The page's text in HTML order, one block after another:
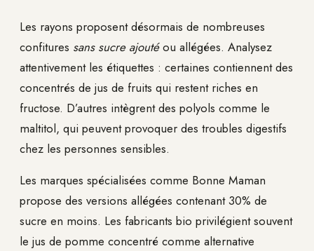
Les rayons proposent désormais de nombreuses
confitures sans sucre ajoutéou allégées. Analysez
attentivement les étiquettes : certaines contiennent des
concentrés de jus de fruits qui restent riches en
fructose. D’autres intègrent des polyols comme le
maltitol, qui peuvent provoquer des troubles digestifs
chez les personnes sensibles.
Les marques spécialisées comme Bonne Maman
propose des versions allégées contenant 30% de
sucre en moins. Les fabricants bio privilégient souvent
le jus de pomme concentré comme alternative